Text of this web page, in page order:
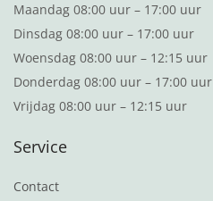
Maandag 08:00 uur – 17:00 uur
Dinsdag 08:00 uur – 17:00 uur
Woensdag 08:00 uur – 12:15 uur
Donderdag 08:00 uur – 17:00 uur
Vrijdag 08:00 uur – 12:15 uur
Service
Contact